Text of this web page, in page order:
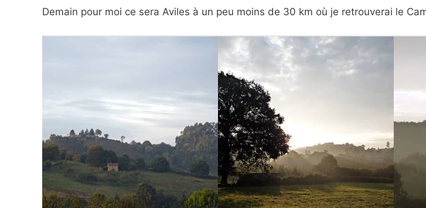
Demain pour moi ce sera Aviles à un peu moins de 30 km où je retrouverai le